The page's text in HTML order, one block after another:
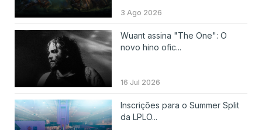
3 Ago 2026
Wuant assina "The One": O
novo hino ofic...
16 Jul 2026
Inscrições para o Summer Split
da LPLO...